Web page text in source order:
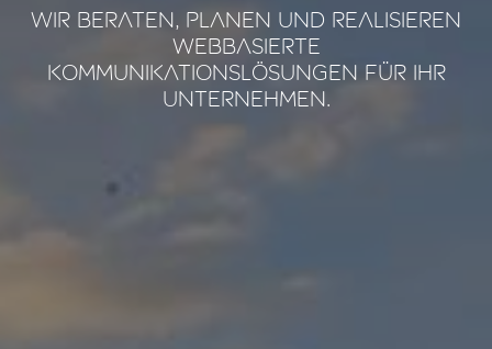
Wir beraten, planen und realisieren
webbasierte
Kommunikationslösungen für Ihr
Unternehmen.